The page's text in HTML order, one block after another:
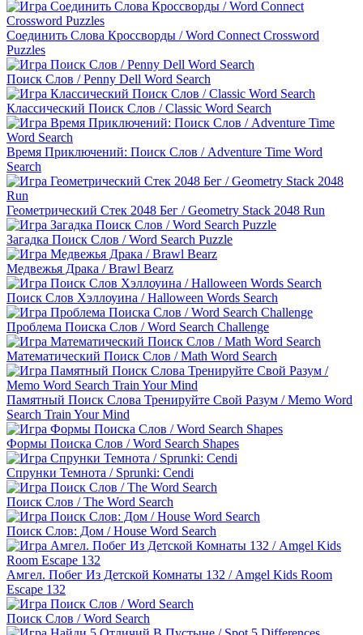
Соединить Слова Кроссворды / Word Connect Crossword
Puzzles
Поиск Слов / Penny Dell Word Search
Классический Поиск Слов / Classic Word Search
Время Приключений: Поиск Слов / Adventure Time Word
Search
Геометрический Стек 2048 Бег / Geometry Stack 2048 Run
Загадка Поиск Слов / Word Search Puzzle
Медвежья Драка / Brawl Bearz
Поиск Слов Хэллоуина / Halloween Words Search
Проблема Поиска Слов / Word Search Challenge
Математический Поиск Слов / Math Word Search
Памятный Поиск Слова Тренируйте Свой Разум / Memo Word
Search Train Your Mind
Формы Поиска Слов / Word Search Shapes
Спрунки Темнота / Sprunki: Cendi
Поиск Слов / The Word Search
Поиск Слов: Дом / House Word Search
Амгел. Побег Из Детской Комнаты 132 / Amgel Kids Room
Escape 132
Поиск Слов / Word Search